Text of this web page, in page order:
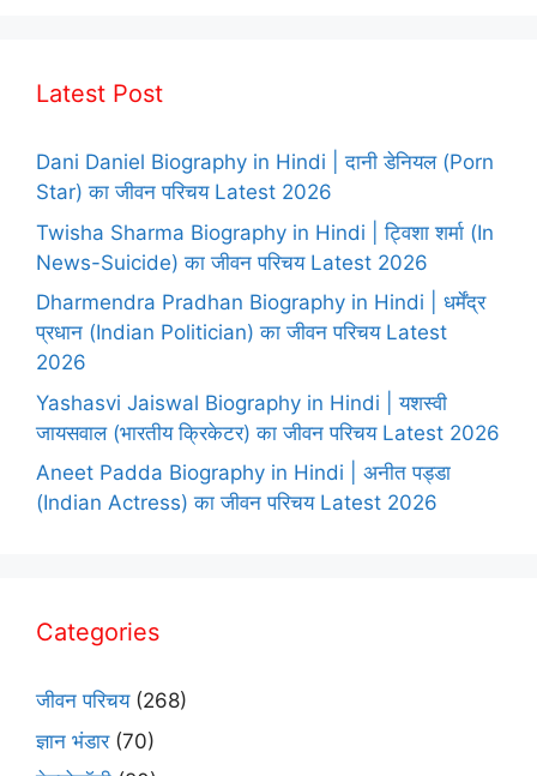
Latest Post
Dani Daniel Biography in Hindi | दानी डेनियल (Porn
Star) का जीवन परिचय Latest 2026
Twisha Sharma Biography in Hindi | ट्विशा शर्मा (In
News-Suicide) का जीवन परिचय Latest 2026
Dharmendra Pradhan Biography in Hindi | धर्मेंद्र
प्रधान (Indian Politician) का जीवन परिचय Latest
2026
Yashasvi Jaiswal Biography in Hindi | यशस्वी
जायसवाल (भारतीय क्रिकेटर) का जीवन परिचय Latest 2026
Aneet Padda Biography in Hindi | अनीत पड्डा
(Indian Actress) का जीवन परिचय Latest 2026
Categories
जीवन परिचय(268)
ज्ञान भंडार(70)